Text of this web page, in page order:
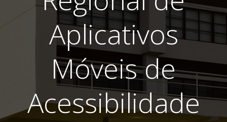
Aplicativos
Móveis de
Acessibilidade